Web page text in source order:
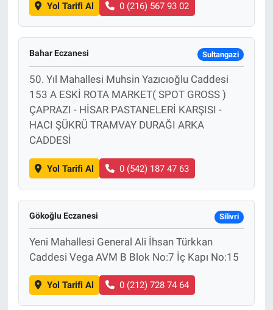
Yol Tarifi Al 0 (216) 567 93 02
Bahar Eczanesi Sultangazi
50. Yıl Mahallesi Muhsin Yazıcıoğlu Caddesi
153 A ESKİ ROTA MARKET( SPOT GROSS )
ÇAPRAZI - HİSAR PASTANELERİ KARŞISI -
HACI ŞÜKRÜ TRAMVAY DURAĞI ARKA
CADDESİ
Yol Tarifi Al 0 (542) 187 47 63
Gökoğlu Eczanesi Silivri
Yeni Mahallesi General Ali İhsan Türkkan
Caddesi Vega AVM B Blok No:7 İç Kapı No:15
Yol Tarifi Al 0 (212) 728 74 64